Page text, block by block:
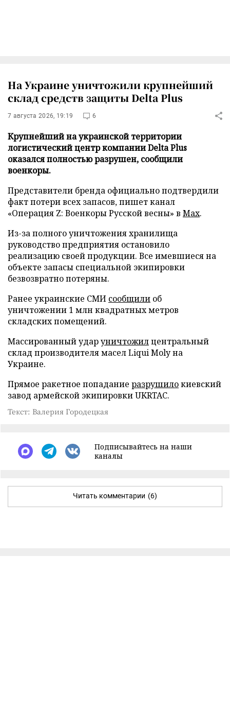
На Украине уничтожили крупнейший
склад средств защиты Delta Plus
7 августа 2026, 19:19 6
Крупнейший на украинской территории
логистический центр компании Delta Plus
оказался полностью разрушен, сообщили
военкоры.
Представители бренда официально подтвердили
факт потери всех запасов, пишет канал
«Операция Z: Военкоры Русской весны» в Max.
Из-за полного уничтожения хранилища
руководство предприятия остановило
реализацию своей продукции. Все имевшиеся на
объекте запасы специальной экипировки
безвозвратно потеряны.
Ранее украинские СМИ сообщили об
уничтожении 1 млн квадратных метров
складских помещений.
Массированный ударуничтожилцентральный
склад производителя масел Liqui Moly на
Украине.
Прямое ракетное попадание разрушилокиевский
завод армейской экипировки UKRTAC.
Текст: Валерия Городецкая
Подписывайтесь на наши
каналы
Читать комментарии (6)